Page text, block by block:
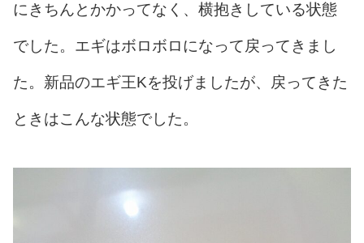
にきちんとかかってなく、横抱きしている状態
でした。エギはボロボロになって戻ってきまし
た。新品のエギ王Kを投げましたが、戻ってきた
ときはこんな状態でした。